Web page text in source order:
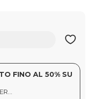
FINO AL 50% SU